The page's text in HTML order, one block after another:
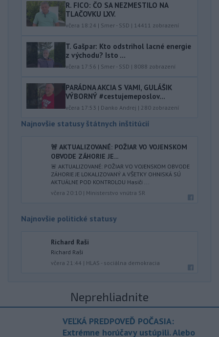
R. FICO: ČO SA NEZMESTILO NA
TLAČOVKU LXV.
včera 18:24 | Smer - SSD | 14411 zobrazení
T. Gašpar: Kto odstrihol lacné energie
z východu? Isto ...
včera 17:56 | Smer - SSD | 8088 zobrazení
PARÁDNA AKCIA S VAMI, GULÁŠIK
VÝBORNÝ #cestujemeposlov...
včera 17:53 | Danko Andrej | 280 zobrazení
Najnovšie statusy štátnych inštitúcií
🚨 AKTUALIZOVANÉ: POŽIAR VO VOJENSKOM
OBVODE ZÁHORIE JE...
🚨 AKTUALIZOVANÉ: POŽIAR VO VOJENSKOM OBVODE
ZÁHORIE JE LOKALIZOVANÝ A VŠETKY OHNISKÁ SÚ
AKTUÁLNE POD KONTROLOU Hasiči ...
včera 20:10 | Ministerstvo vnútra SR
Najnovšie politické statusy
Richard Raši
Richard Raši
včera 21:44 | HLAS - sociálna demokracia
Neprehliadnite
VEĽKÁ PREDPOVEĎ POČASIA:
Extrémne horúčavy ustúpili. Alebo